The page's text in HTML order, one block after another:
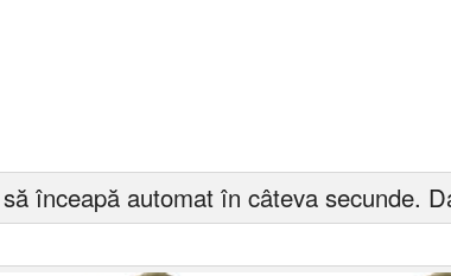
înceapă automat în câteva secunde.